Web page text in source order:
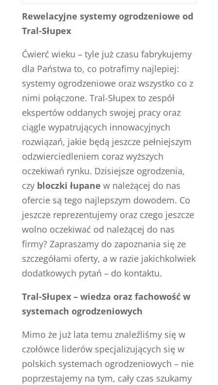
Rewelacyjne systemy ogrodzeniowe od
Tral-Słupex
Ćwierć wieku – tyle już czasu fabrykujemy
dla Państwa to, co potrafimy najlepiej:
systemy ogrodzeniowe oraz wszystko co z
nimi połączone. Tral-Słupex to zespół
ekspertów oddanych swojej pracy oraz
ciągle wypatrujących innowacyjnych
rozwiązań, jakie będą jeszcze pełniejszym
odzwierciedleniem coraz wyższych
oczekiwań rynku. Dzisiejsze ogrodzenia,
czy bloczki łupane w należącej do nas
ofercie są tego najlepszym dowodem. Co
jeszcze reprezentujemy oraz czego jeszcze
wolno oczekiwać od należącej do nas
firmy? Zapraszamy do zapoznania się ze
szczegółami oferty, a w razie jakichkolwiek
dodatkowych pytań – do kontaktu.
Tral-Słupex – wiedza oraz fachowość w
systemach ogrodzeniowych
Mimo że już lata temu znaleźliśmy się w
czołówce liderów specjalizujących się w
polskich systemach ogrodzeniowych – nie
poprzestajemy na tym, cały czas szukamy